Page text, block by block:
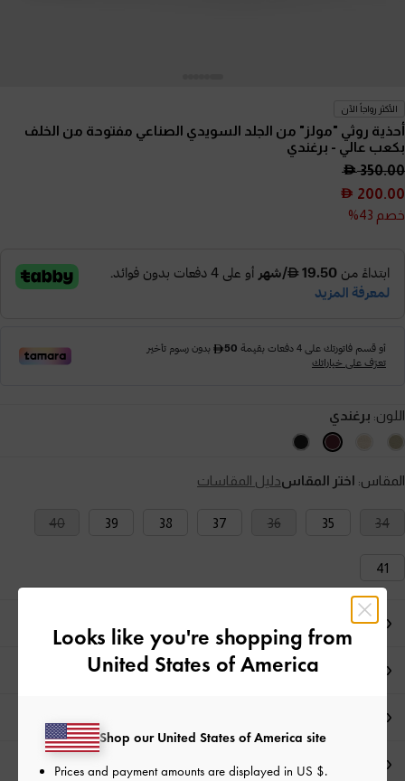
الأكثر رواجاً الآن
أحذية روثي "مولز" من الجلد السويدي الصناعي مفتوحة من الخلف
بكعب عالي - برغندي
350.00
200.00
خصم 43%
اللون: برغندي
المقاس: اختر المقاسدليل المقاسات
34
35
36
37
38
39
40
41
ملاحظات المحرر
تفاصيل المنتج وتعليمات العناية
الشحن والإرجاع
Looks like you're shopping from
United States of America
Shop our United States of America site
Prices and payment amounts are displayed in US $.